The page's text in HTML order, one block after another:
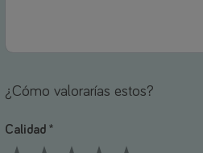
¿Cómo valorarías estos?
Calidad *